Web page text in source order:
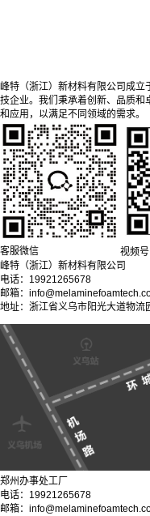
峰特（浙江）新材料有限公司成
技企业。我们秉承着创新、品质
和应用，以满足不同领域的需求。
客服微信 视频号
峰特（浙江）新材料有限公司
电话：19921265678
邮箱：
地址：浙江省义乌市阳光大道物流
郑州办事处工厂
电话：19921265678
邮箱：